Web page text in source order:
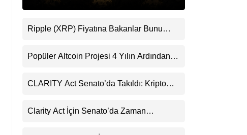
Pinterest
Ripple (XRP) Fiyatına Bakanlar Bunu
Uyarı
Popüler Altcoin Projesi 4 Yılın Ardından
Uyarısı
CLARITY Act Senato’da Takıldı: Kripto
Clarity Act İçin Senato’da Zaman